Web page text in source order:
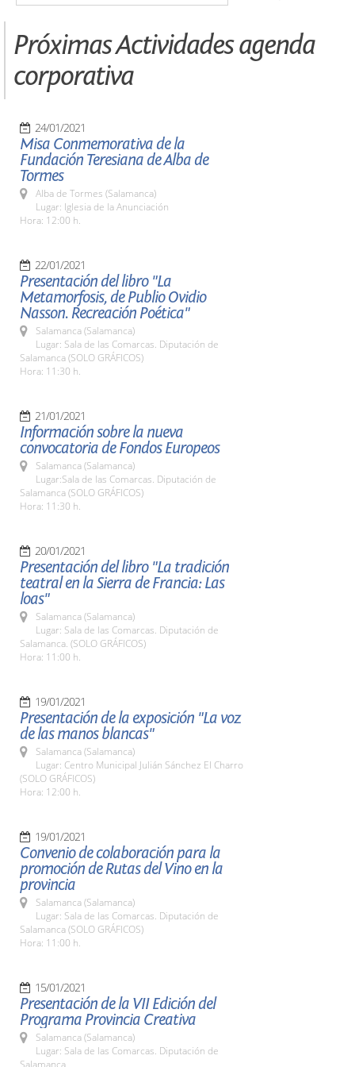
Próximas Actividades agenda
corporativa
24/01/2021
Misa Conmemorativa de la
Fundación Teresiana de Alba de
Tormes
Alba de Tormes (Salamanca)
Lugar: Iglesia de la Anunciación
Hora: 12:00 h.
22/01/2021
Presentación del libro "La
Metamorfosis, de Publio Ovidio
Nasson. Recreación Poética"
Salamanca (Salamanca)
Lugar: Sala de las Comarcas. Diputación de
Salamanca (SOLO GRÁFICOS)
Hora: 11:30 h.
21/01/2021
Información sobre la nueva
convocatoria de Fondos Europeos
Salamanca (Salamanca)
Lugar:Sala de las Comarcas. Diputación de
Salamanca (SOLO GRÁFICOS)
Hora: 11:30 h.
20/01/2021
Presentación del libro "La tradición
teatral en la Sierra de Francia: Las
loas"
Salamanca (Salamanca)
Lugar: Sala de las Comarcas. Diputación de
Salamanca. (SOLO GRÁFICOS)
Hora: 11:00 h.
19/01/2021
Presentación de la exposición "La voz
de las manos blancas"
Salamanca (Salamanca)
Lugar: Centro Municipal Julián Sánchez El Charro
(SOLO GRÁFICOS)
Hora: 12:00 h.
19/01/2021
Convenio de colaboración para la
promoción de Rutas del Vino en la
provincia
Salamanca (Salamanca)
Lugar: Sala de las Comarcas. Diputación de
Salamanca (SOLO GRÁFICOS)
Hora: 11:00 h.
15/01/2021
Presentación de la VII Edición del
Programa Provincia Creativa
Salamanca (Salamanca)
Lugar: Sala de las Comarcas. Diputación de
Salamanca